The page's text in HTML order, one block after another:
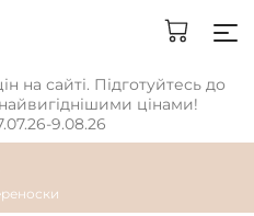
на сайті. Підготуйтесь до
цінами!
9.08.26